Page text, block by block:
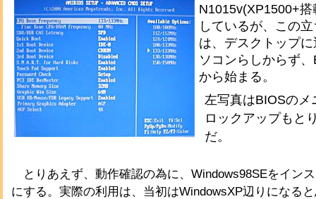
N1015v(XP1500+
しているが、この
は、デスクトップ
ソコンらしからず
から始まる。
左写真はBIOSのメ
ロックアップもと
だ。
とりあえず、動作確認の為に、Windows98SEをイン
にする。実際の利用は、当初はWindowsXP辺りになる